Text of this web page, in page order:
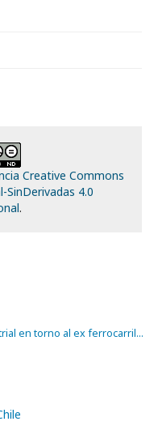
Creative Commons
4.0
.
en torno al ex ferrocarril...